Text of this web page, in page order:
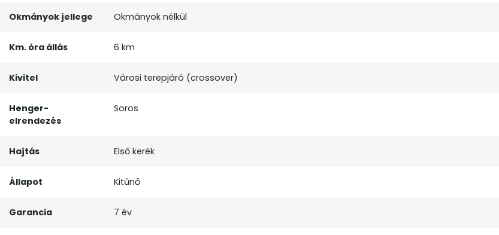
Okmányok jellege Okmányok nélkül
Km. óra állás 6 km
Kivitel Városi terepjáró (crossover)
Henger-
elrendezés
Soros
Hajtás Első kerék
Állapot Kitűnő
Garancia 7 év